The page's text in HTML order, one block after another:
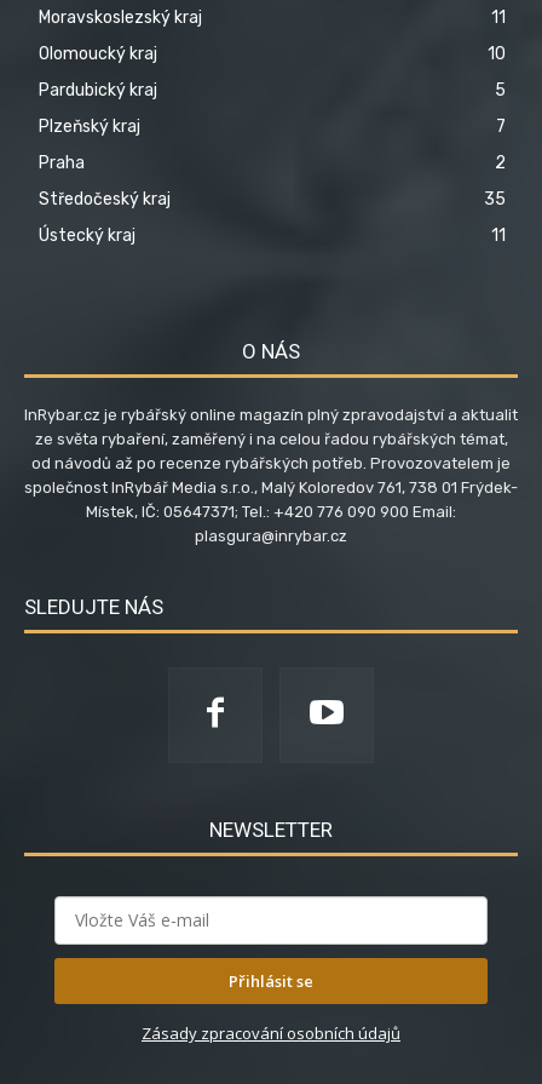
Moravskoslezský kraj
11
Olomoucký kraj
10
Pardubický kraj
5
Plzeňský kraj
7
Praha
2
Středočeský kraj
35
Ústecký kraj
11
O NÁS
InRybar.cz je rybářský online magazín plný zpravodajství a aktualit
ze světa rybaření, zaměřený i na celou řadou rybářských témat,
od návodů až po recenze rybářských potřeb. Provozovatelem je
společnost InRybář Media s.r.o., Malý Koloredov 761, 738 01 Frýdek-
Místek, IČ: 05647371; Tel.: +420 776 090 900 Email:
plasgura@inrybar.cz
SLEDUJTE NÁS
NEWSLETTER
Přihlásit se
Zásady zpracování osobních údajů